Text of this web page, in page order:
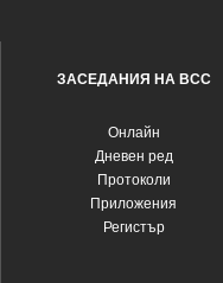
ЗАСЕДАНИЯ НА ВСС
Oнлайн
Дневен ред
Протоколи
Приложения
Регистър